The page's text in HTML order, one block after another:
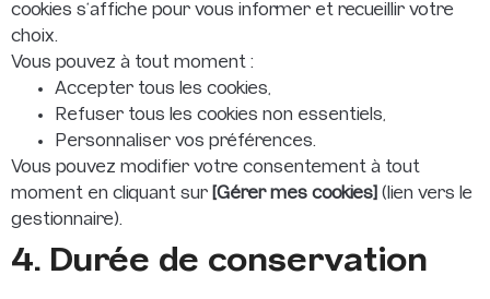
cookies s’affiche pour vous informer et recueillir votre
choix.
Vous pouvez à tout moment :
Accepter tous les cookies,
Refuser tous les cookies non essentiels,
Personnaliser vos préférences.
Vous pouvez modifier votre consentement à tout
moment en cliquant sur [Gérer mes cookies] (lien vers le
gestionnaire).
4. Durée de conservation